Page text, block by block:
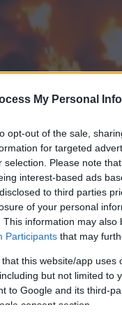
My Personal
opt-out of the sale,
for targeted
selection. Please note
interest-based ads
to third parties
of your personal
This information may
Participants that may
that this website/app
but not limited to
to Google and its third-
consent section.
το ΕΘΝΟΣ στη Google
την
κυβερνήτης
κατοίκους να